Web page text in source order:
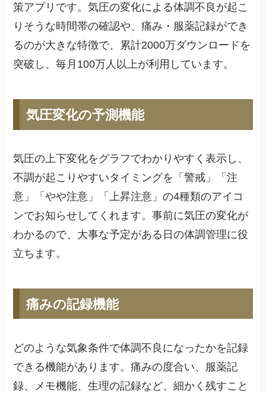
策アプリです。気圧の変化による体調不良が起こ
りそうな時間帯の確認や、痛み・服薬記録ができ
るのが大きな特徴で、累計2000万ダウンロードを
突破し、毎月100万人以上が利用しています。
気圧変化の予測機能
気圧の上下変化をグラフでわかりやすく表示し、
不調が起こりやすいタイミングを「警戒」「注
意」「やや注意」「上昇注意」の4種類のアイコ
ンでお知らせしてくれます。事前に気圧の変化が
わかるので、大事な予定がある日の体調管理に役
立ちます。
痛みの記録機能
どのような気象条件で体調不良になったかを記録
できる機能があります。痛みの度合い、服薬記
録、メモ機能、生理の記録など、細かく残すこと